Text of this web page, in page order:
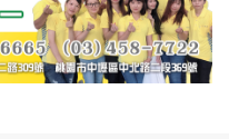
不限